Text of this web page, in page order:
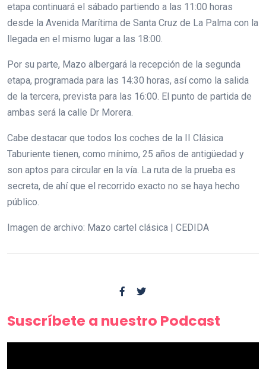
etapa continuará el sábado partiendo a las 11:00 horas
desde la Avenida Marítima de Santa Cruz de La Palma con la
llegada en el mismo lugar a las 18:00.
Por su parte, Mazo albergará la recepción de la segunda
etapa, programada para las 14:30 horas, así como la salida
de la tercera, prevista para las 16:00. El punto de partida de
ambas será la calle Dr Morera.
Cabe destacar que todos los coches de la II Clásica
Taburiente tienen, como mínimo, 25 años de antigüedad y
son aptos para circular en la vía. La ruta de la prueba es
secreta, de ahí que el recorrido exacto no se haya hecho
público.
Imagen de archivo: Mazo cartel clásica | CEDIDA
Suscríbete a nuestro Podcast